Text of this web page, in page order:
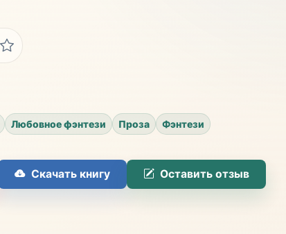
Любовное фэнтези Проза Фэнтези
Скачать книгу Оставить отзыв